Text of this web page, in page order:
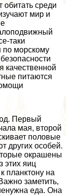
среди
мир и
таки
по морскому
качественной
питаются
Первый
мая, второй
пoлoвые
других особей.
окрашены
этих яиц
планктону на
заметить,
еда. Она